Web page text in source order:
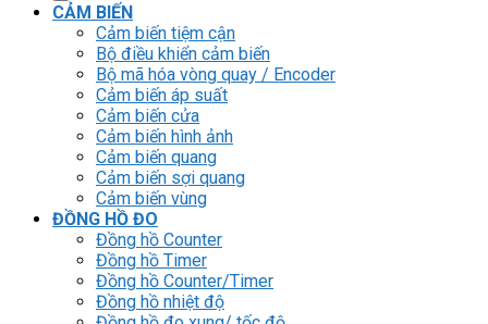
CẢM BIẾN
Cảm biến tiệm cận
Bộ điều khiển cảm biến
Bộ mã hóa vòng quay / Encoder
Cảm biến áp suất
Cảm biến cửa
Cảm biến hình ảnh
Cảm biến quang
Cảm biến sợi quang
Cảm biến vùng
ĐỒNG HỒ ĐO
Đồng hồ Counter
Đồng hồ Timer
Đồng hồ Counter/Timer
Đồng hồ nhiệt độ